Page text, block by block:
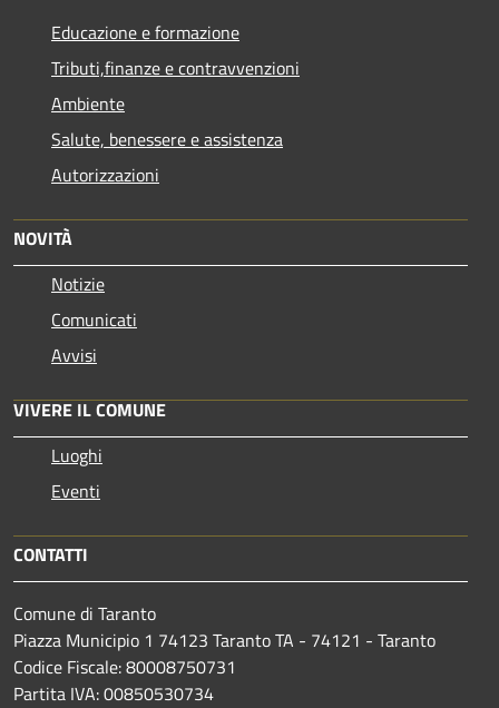
Educazione e formazione
Tributi,finanze e contravvenzioni
Ambiente
Salute, benessere e assistenza
Autorizzazioni
NOVITÀ
Notizie
Comunicati
Avvisi
VIVERE IL COMUNE
Luoghi
Eventi
CONTATTI
Comune di Taranto
Piazza Municipio 1 74123 Taranto TA - 74121 - Taranto
Codice Fiscale: 80008750731
Partita IVA: 00850530734